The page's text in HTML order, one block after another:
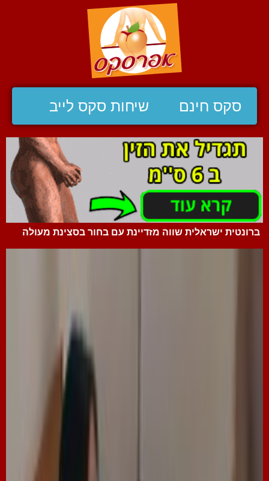
סקס חינם שיחות סקס לייב
ברונטית ישראלית שווה מזדיינת עם בחור בסצינת מעולה